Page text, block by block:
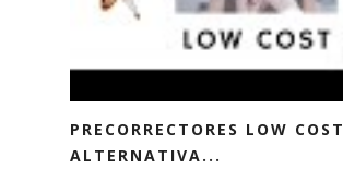
PRECORRECTORES LOW COST
ALTERNATIVA...